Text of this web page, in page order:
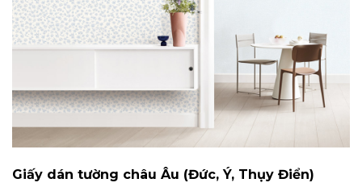
Giấy dán tường châu Âu (Đức, Ý, Thụy Điển)